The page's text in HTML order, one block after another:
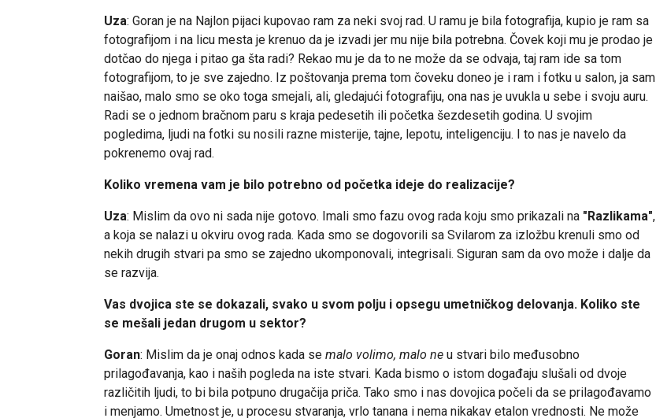
Uza: Goran je na Najlon pijaci kupovao ram za neki svoj rad. U ramu je bila fotografija, kupio je ram sa
fotografijom i na licu mesta je krenuo da je izvadi jer mu nije bila potrebna. Čovek koji mu je prodao je
dotčao do njega i pitao ga šta radi? Rekao mu je da to ne može da se odvaja, taj ram ide sa tom
fotografijom, to je sve zajedno. Iz poštovanja prema tom čoveku doneo je i ram i fotku u salon, ja sam
naišao, malo smo se oko toga smejali, ali, gledajući fotografiju, ona nas je uvukla u sebe i svoju auru.
Radi se o jednom bračnom paru s kraja pedesetih ili početka šezdesetih godina. U svojim
pogledima, ljudi na fotki su nosili razne misterije, tajne, lepotu, inteligenciju. I to nas je navelo da
pokrenemo ovaj rad.
Koliko vremena vam je bilo potrebno od početka ideje do realizacije?
Uza: Mislim da ovo ni sada nije gotovo. Imali smo fazu ovog rada koju smo prikazali na "Razlikama",
a koja se nalazi u okviru ovog rada. Kada smo se dogovorili sa Svilarom za izložbu krenuli smo od
nekih drugih stvari pa smo se zajedno ukomponovali, integrisali. Siguran sam da ovo može i dalje da
se razvija.
Vas dvojica ste se dokazali, svako u svom polju i opsegu umetničkog delovanja. Koliko ste
se mešali jedan drugom u sektor?
Goran: Mislim da je onaj odnos kada se malo volimo, malo ne u stvari bilo međusobno
prilagođavanja, kao i naših pogleda na iste stvari. Kada bismo o istom događaju slušali od dvoje
različitih ljudi, to bi bila potpuno drugačija priča. Tako smo i nas dovojica počeli da se prilagođavamo
i menjamo. Umetnost je, u procesu stvaranja, vrlo tanana i nema nikakav etalon vrednosti. Ne može